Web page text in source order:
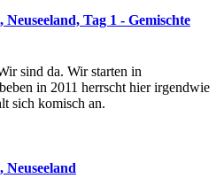
Tag 1 - Gemischte
sind da. Wir starten in
in 2011 herrscht hier irgendwie
sich komisch an.
Neuseeland